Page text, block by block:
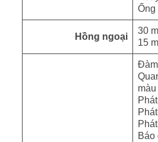
Ống
Hồng ngoại
30
15
Báo